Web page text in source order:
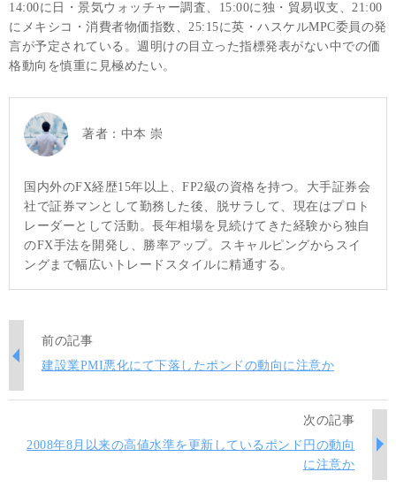
14:00に日・景気ウォッチャー調査、15:00に独・貿易収支、21:00
にメキシコ・消費者物価指数、25:15に英・ハスケルMPC委員の発
言が予定されている。週明けの目立った指標発表がない中での価
格動向を慎重に見極めたい。
著者： 中本 崇
国内外のFX経歴15年以上、FP2級の資格を持つ。大手証券会
社で証券マンとして勤務した後、脱サラして、現在はプロト
レーダーとして活動。長年相場を見続けてきた経験から独自
のFX手法を開発し、勝率アップ。スキャルピングからスイ
ングまで幅広いトレードスタイルに精通する。
前の記事
建設業PMI悪化にて下落したポンドの動向に注意か
次の記事
2008年8月以来の高値水準を更新しているポンド円の動向
に注意か